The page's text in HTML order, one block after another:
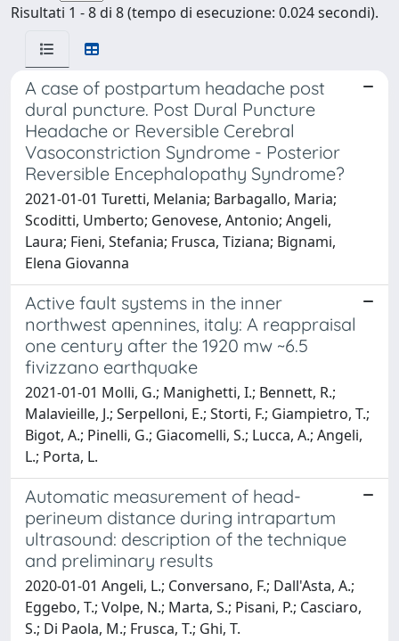
Risultati 1 - 8 di 8 (tempo di esecuzione: 0.024 secondi).
A case of postpartum headache post
dural puncture. Post Dural Puncture
Headache or Reversible Cerebral
Vasoconstriction Syndrome - Posterior
Reversible Encephalopathy Syndrome?
2021-01-01 Turetti, Melania; Barbagallo, Maria;
Scoditti, Umberto; Genovese, Antonio; Angeli,
Laura; Fieni, Stefania; Frusca, Tiziana; Bignami,
Elena Giovanna
Active fault systems in the inner
northwest apennines, italy: A reappraisal
one century after the 1920 mw ~6.5
fivizzano earthquake
2021-01-01 Molli, G.; Manighetti, I.; Bennett, R.;
Malavieille, J.; Serpelloni, E.; Storti, F.; Giampietro, T.;
Bigot, A.; Pinelli, G.; Giacomelli, S.; Lucca, A.; Angeli,
L.; Porta, L.
Automatic measurement of head-
perineum distance during intrapartum
ultrasound: description of the technique
and preliminary results
2020-01-01 Angeli, L.; Conversano, F.; Dall'Asta, A.;
Eggebo, T.; Volpe, N.; Marta, S.; Pisani, P.; Casciaro,
S.; Di Paola, M.; Frusca, T.; Ghi, T.